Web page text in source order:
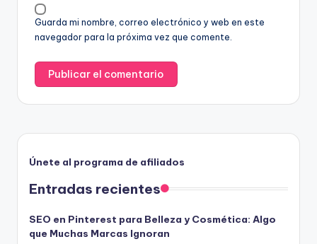
Guarda mi nombre, correo electrónico y web en este
navegador para la próxima vez que comente.
Únete al programa de afiliados
Entradas recientes
SEO en Pinterest para Belleza y Cosmética: Algo
que Muchas Marcas Ignoran